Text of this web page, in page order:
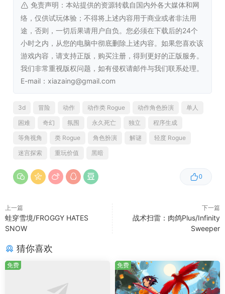
自定义你的能力并增强你的游戏风格！每次游戏都会提供独
会掌握火、水，还是完全不同的元素？
系统需求
最低配置:
AMD Radeon HD 7750 | NVIDIA
Geforce GTX 260
免责声明：本站提供的资源转载自国内外各大媒体和网
络，仅供试玩体验；不得将上述内容用于商业或者非法用
途，否则，一切后果请用户自负。您必须在下载后的24个
小时之内，从您的电脑中彻底删除上述内容。如果您喜欢该
游戏内容，请支持正版，购买注册，得到更好的正版服务。
我们非常重视版权问题，如有侵权请邮件与我们联系处理。
E-mail：xiazaing@gmail.com
0
3d 冒险 动作 动作类 Rogue 动作角色扮演
单人
困难
奇幻 氛围 永久死亡 独立
程序生成
等角视角
类 Rogue 角色扮演 解谜
轻度 Rogue
迷宫探索
重玩价值 黑暗
上一篇
蛙穿雪境/FROGGY HATES
SNOW
下一篇
战术扫雷：肉鸽Plus/Infinity
Sweeper
猜你喜欢
免费 免费